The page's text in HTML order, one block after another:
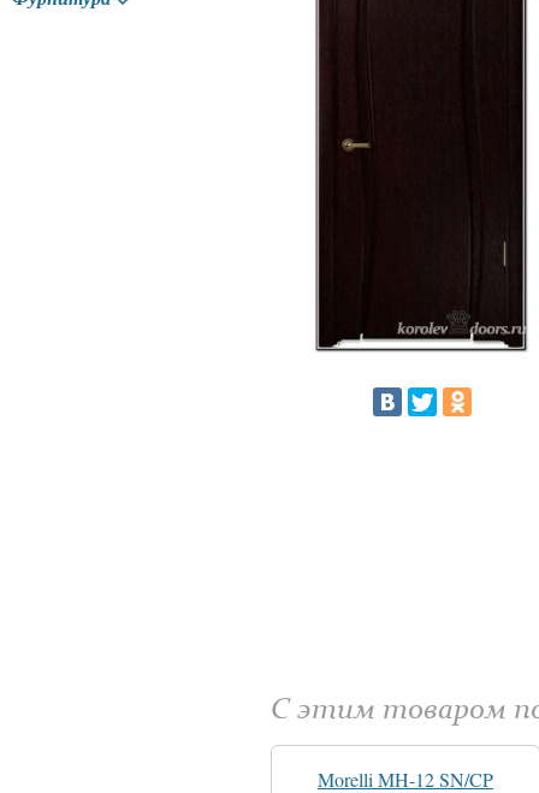
С этим товаром
Morelli MH-12 SN/CP